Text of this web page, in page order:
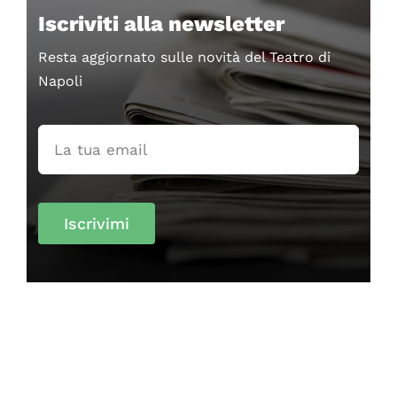
Iscriviti alla newsletter
Resta aggiornato sulle novità del Teatro di
Napoli
Iscrivimi